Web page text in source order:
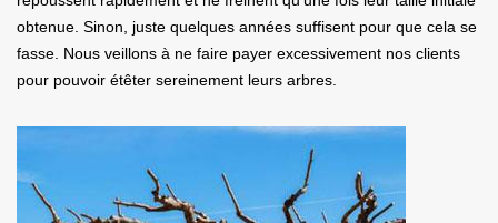
obtenue. Sinon, juste quelques années suffisent pour que cela se
fasse. Nous veillons à ne faire payer excessivement nos clients
pour pouvoir étêter sereinement leurs arbres.